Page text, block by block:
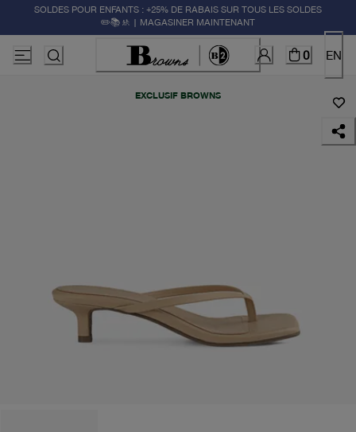
SOLDES POUR ENFANTS : +25% DE RABAIS SUR TOUS LES SOLDES
✏️📚🚸 | MAGASINER MAINTENANT
0 EN
EXCLUSIF BROWNS